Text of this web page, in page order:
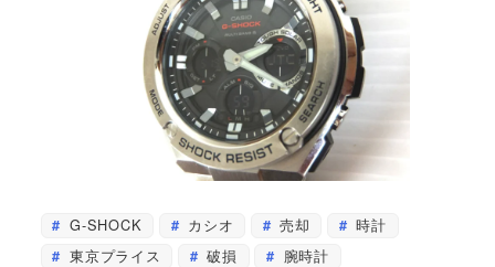
G-SHOCK カシオ 売却
時計
東京プライス
破損 腕時計